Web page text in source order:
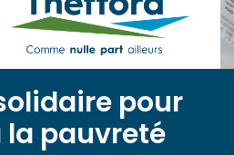
pour
pauvreté